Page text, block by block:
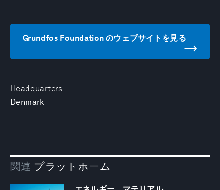
Headquarters
Denmark
Grundfos Foundation のウェブサイトを見る
関連 プラットホーム